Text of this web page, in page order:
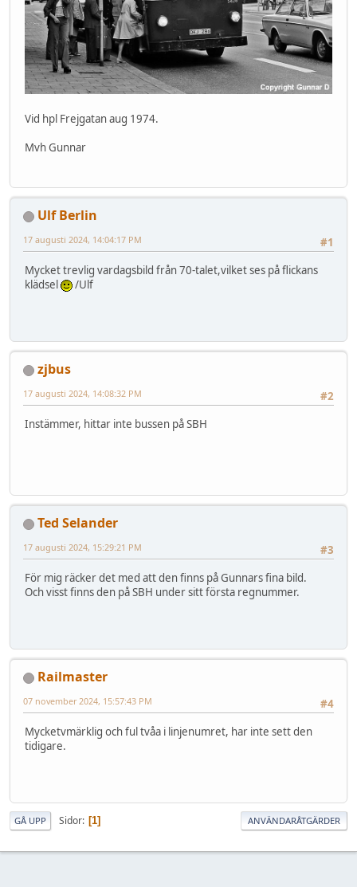
Vid hpl Frejgatan aug 1974.
Mvh Gunnar
Ulf Berlin
#1
17 augusti 2024, 14:04:17 PM
Mycket trevlig vardagsbild från 70-talet,vilket ses på flickans
klädsel
/Ulf
zjbus
#2
17 augusti 2024, 14:08:32 PM
Instämmer, hittar inte bussen på SBH
Ted Selander
#3
17 augusti 2024, 15:29:21 PM
För mig räcker det med att den finns på Gunnars fina bild.
Och visst finns den på SBH under sitt första regnummer.
Railmaster
#4
07 november 2024, 15:57:43 PM
Mycketvmärklig och ful tvåa i linjenumret, har inte sett den
tidigare.
GÅ UPP Sidor 1 ANVÄNDARÅTGÄRDER